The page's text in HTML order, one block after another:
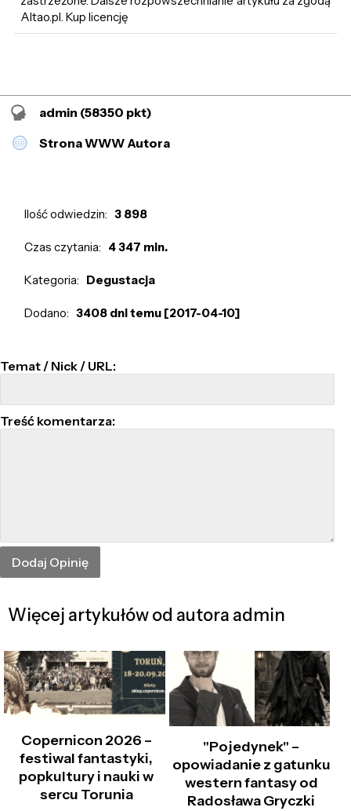
Altao.pl. Kup licencję
admin (58350 pkt)
Strona WWW Autora
Ilość odwiedzin: 3 898
Czas czytania: 4 347 min.
Kategoria: Degustacja
Dodano: 3408 dni temu [2017-04-10]
Temat / Nick / URL:
Treść komentarza:
Więcej artykułów od autora admin
Copernicon 2026 –
festiwal fantastyki,
popkultury i nauki w
sercu Torunia
"Pojedynek" –
opowiadanie z gatunku
western fantasy od
Radosława Gryczki